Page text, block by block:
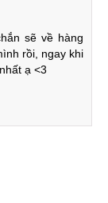
sẽ về hàng
rồi, ngay khi
ạ <3